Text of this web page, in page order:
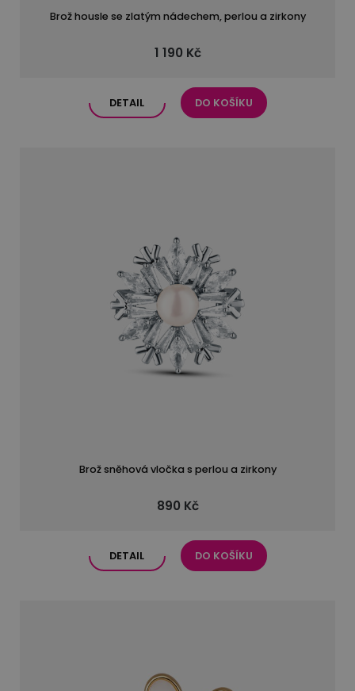
Brož housle se zlatým nádechem, perlou a zirkony
1 190 Kč
DETAIL DO KOŠÍKU
Brož sněhová vločka s perlou a zirkony
890 Kč
DETAIL DO KOŠÍKU